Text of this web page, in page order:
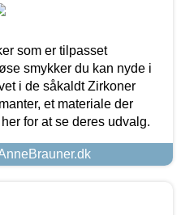
som er tilpasset
smykker du kan nyde i
i de såkaldt Zirkoner
et materiale der
for at se deres udvalg.